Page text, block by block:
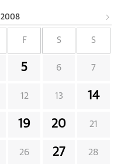
2008
F S S
5 6 7
12 13 14
19 20 21
26 27 28